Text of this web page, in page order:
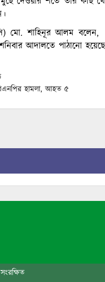
মো. শাহিনূর আলম বলেন,
আদালতে পাঠানো
হামলা, আহত ৫